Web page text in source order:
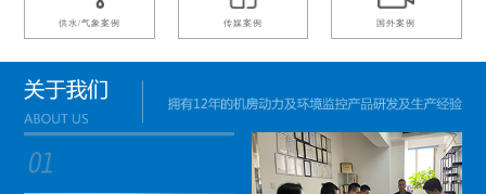
供水/气象案例 传媒案例 国外案例